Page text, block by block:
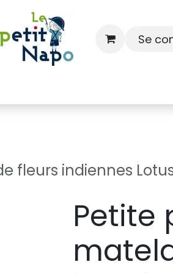
Se
fleurs indiennes
Petite